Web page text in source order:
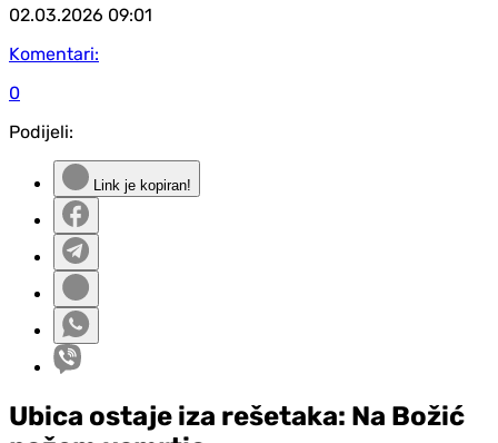
02.03.2026 09:01
Komentari:
0
Podijeli:
Link je kopiran!
Ubica ostaje iza rešetaka: Na Božić